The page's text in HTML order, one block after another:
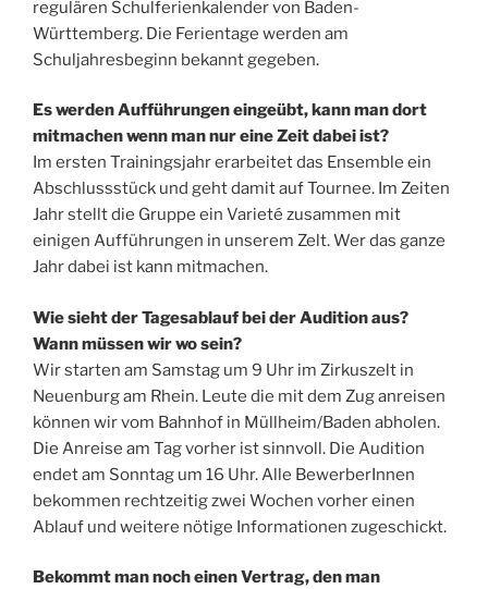
regulären Schulferienkalender von Baden-
Württemberg. Die Ferientage werden am
Schuljahresbeginn bekannt gegeben.
Es werden Aufführungen eingeübt, kann man dort
mitmachen wenn man nur eine Zeit dabei ist?
Im ersten Trainingsjahr erarbeitet das Ensemble ein
Abschlussstück und geht damit auf Tournee. Im Zeiten
Jahr stellt die Gruppe ein Varieté zusammen mit
einigen Aufführungen in unserem Zelt. Wer das ganze
Jahr dabei ist kann mitmachen.
Wie sieht der Tagesablauf bei der Audition aus?
Wann müssen wir wo sein?
Wir starten am Samstag um 9 Uhr im Zirkuszelt in
Neuenburg am Rhein. Leute die mit dem Zug anreisen
können wir vom Bahnhof in Müllheim/Baden abholen.
Die Anreise am Tag vorher ist sinnvoll. Die Audition
endet am Sonntag um 16 Uhr. Alle BewerberInnen
bekommen rechtzeitig zwei Wochen vorher einen
Ablauf und weitere nötige Informationen zugeschickt.
Bekommt man noch einen Vertrag, den man